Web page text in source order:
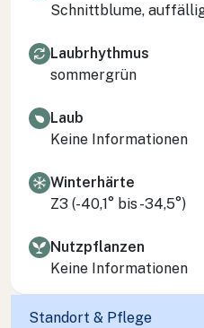
Schnittblume,
Laubrhythmus
sommergrün
Laub
Keine Informationen
Winterhärte
Z3 (-40,1° bis -34,5°)
Nutzpflanzen
Keine Informationen
Standort & Pflege